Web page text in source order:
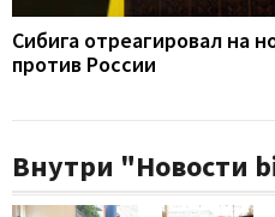
Сибига отреагировал на
против России
Внутри "Новости